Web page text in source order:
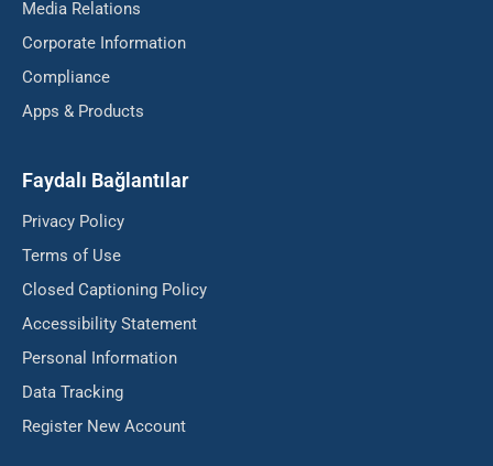
Media Relations
Corporate Information
Compliance
Apps & Products
Faydalı Bağlantılar
Privacy Policy
Terms of Use
Closed Captioning Policy
Accessibility Statement
Personal Information
Data Tracking
Register New Account